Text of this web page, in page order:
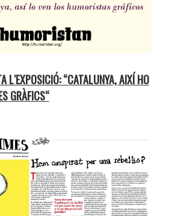
L′EXPOSICIÓ: “CATALUNYA, AIXÍ HO
GRÀFICS“